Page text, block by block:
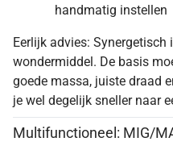
handmatig instellen
Eerlijk advies: Synergetisch
wondermiddel. De basis
goede massa, juiste draad
je wel degelijk sneller naar
Multifunctioneel: MIG/